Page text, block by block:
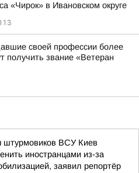
«Чирок» в Ивановском округе
своей профессии более
получить звание «Ветеран
штурмовиков ВСУ Киев
иностранцами из-за
заявил репортёр